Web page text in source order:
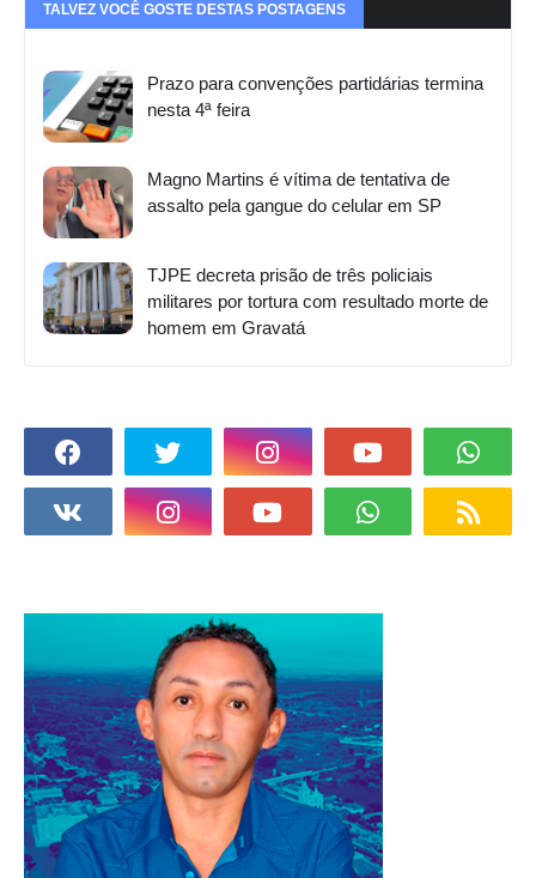
TALVEZ VOCÊ GOSTE DESTAS POSTAGENS
Prazo para convenções partidárias termina
nesta 4ª feira
Magno Martins é vítima de tentativa de
assalto pela gangue do celular em SP
TJPE decreta prisão de três policiais
militares por tortura com resultado morte de
homem em Gravatá